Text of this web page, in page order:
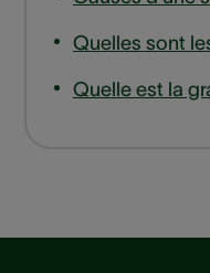
Quelles sont